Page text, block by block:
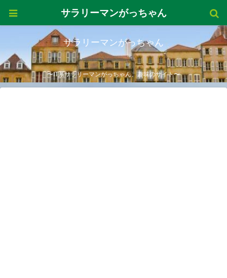
サラリーマンがっちゃん
〜IT系サラリーマンがっちゃん、趣味のサイト〜
サラリーマンがっちゃん